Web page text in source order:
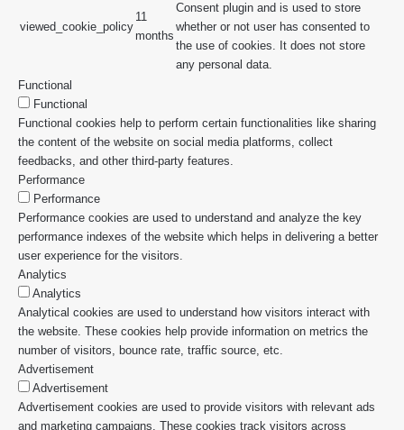
viewed_cookie_policy
11
months
Consent plugin and is used to store
whether or not user has consented to
the use of cookies. It does not store
any personal data.
Functional
Functional
Functional cookies help to perform certain functionalities like sharing
the content of the website on social media platforms, collect
feedbacks, and other third-party features.
Performance
Performance
Performance cookies are used to understand and analyze the key
performance indexes of the website which helps in delivering a better
user experience for the visitors.
Analytics
Analytics
Analytical cookies are used to understand how visitors interact with
the website. These cookies help provide information on metrics the
number of visitors, bounce rate, traffic source, etc.
Advertisement
Advertisement
Advertisement cookies are used to provide visitors with relevant ads
and marketing campaigns. These cookies track visitors across